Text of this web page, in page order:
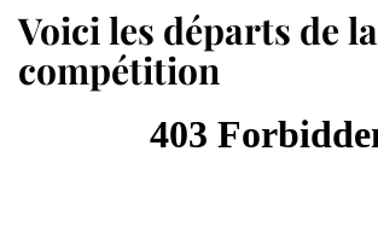
Voici les départs de la
compétition